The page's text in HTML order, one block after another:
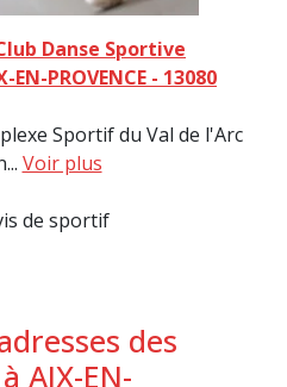
Danse Sportive
PROVENCE - 13080
Sportif du Val de l'Arc
Voir plus
de sportif
des
AIX-EN-